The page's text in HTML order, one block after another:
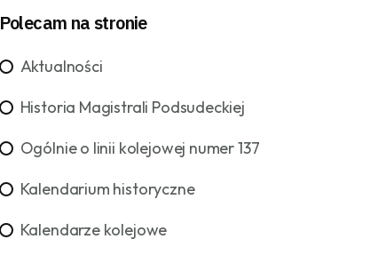
Polecam na stronie
Aktualności
Historia Magistrali Podsudeckiej
Ogólnie o linii kolejowej numer 137
Kalendarium historyczne
Kalendarze kolejowe